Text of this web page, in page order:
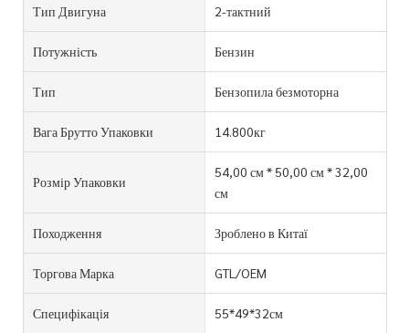
Тип Двигуна 2-тактний
Потужність Бензин
Тип Бензопила безмоторна
Вага Брутто Упаковки 14.800кг
Розмір Упаковки
54,00 см * 50,00 см * 32,00
см
Походження Зроблено в Китаї
Торгова Марка GTL/OEM
Специфікація 55*49*32см